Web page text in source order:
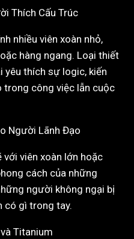
Thích Cấu Trúc
nhiều viên xoàn nhỏ,
hàng ngang. Loại thiết
yêu thích sự logic, kiến
công việc lẫn cuộc
Người Lãnh Đạo
với viên xoàn lớn hoặc
cách của những
người không ngại bị
có gì trong tay.
Titanium